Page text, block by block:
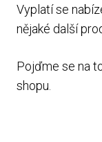
Vyplatí se
nějaké další
Pojďme se na
shopu.